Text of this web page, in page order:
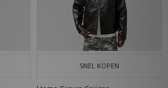
SNEL KOPEN